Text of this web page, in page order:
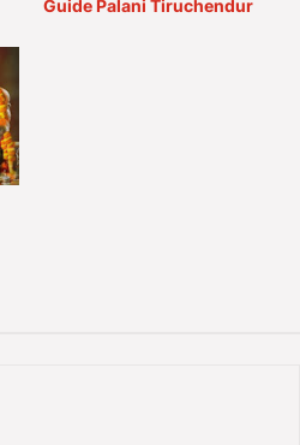
Guide Palani Tiruchendur